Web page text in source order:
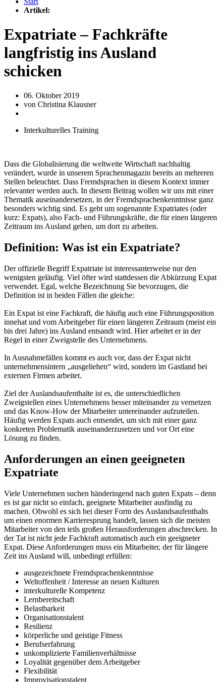
Artikel:
Expatriate – Fachkräfte
langfristig ins Ausland
schicken
06. Oktober 2019
von Christina Klausner
Interkulturelles Training
Dass die Globalisierung die weltweite Wirtschaft nachhaltig
verändert, wurde in unserem Sprachenmagazin bereits an mehreren
Stellen beleuchtet. Dass Fremdsprachen in diesem Kontext immer
relevanter werden auch. In diesem Beitrag wollen wir uns mit einer
Thematik auseinandersetzen, in der Fremdsprachenkenntnisse ganz
besonders wichtig sind. Es geht um sogenannte Expatriates (oder
kurz: Expats), also Fach- und Führungskräfte, die für einen längeren
Zeitraum ins Ausland gehen, um dort zu arbeiten.
Definition: Was ist ein Expatriate?
Der offizielle Begriff Expatriate ist interessanterweise nur den
wenigsten geläufig. Viel öfter wird stattdessen die Abkürzung Expat
verwendet. Egal, welche Bezeichnung Sie bevorzugen, die
Definition ist in beiden Fällen die gleiche:
Ein Expat ist eine Fachkraft, die häufig auch eine Führungsposition
innehat und vom Arbeitgeber für einen längeren Zeitraum (meist ein
bis drei Jahre) ins Ausland entsandt wird. Hier arbeitet er in der
Regel in einer Zweigstelle des Unternehmens.
In Ausnahmefällen kommt es auch vor, dass der Expat nicht
unternehmensintern „ausgeliehen“ wird, sondern im Gastland bei
externen Firmen arbeitet.
Ziel der Auslandsaufenthalte ist es, die unterschiedlichen
Zweigstellen eines Unternehmens besser miteinander zu vernetzen
und das Know-How der Mitarbeiter untereinander aufzuteilen.
Häufig werden Expats auch entsendet, um sich mit einer ganz
konkreten Problematik auseinanderzusetzen und vor Ort eine
Lösung zu finden.
Anforderungen an einen geeigneten
Expatriate
Viele Unternehmen suchen händeringend nach guten Expats – denn
es ist gar nicht so einfach, geeignete Mitarbeiter ausfindig zu
machen. Obwohl es sich bei dieser Form des Auslandsaufenthalts
um einen enormen Karrieresprung handelt, lassen sich die meisten
Mitarbeiter von den teils großen Herausforderungen abschrecken. In
der Tat ist nicht jede Fachkraft automatisch auch ein geeigneter
Expat. Diese Anforderungen muss ein Mitarbeiter, der für längere
Zeit ins Ausland will, unbedingt erfüllen:
ausgezeichnete Fremdsprachenkenntnisse
Weltoffenheit / Interesse an neuen Kulturen
interkulturelle Kompetenz
Lernbereitschaft
Belastbarkeit
Organisationstalent
Resilienz
körperliche und geistige Fitness
Berufserfahrung
unkomplizierte Familienverhältnisse
Loyalität gegenüber dem Arbeitgeber
Flexibilität
Improvisationstalent